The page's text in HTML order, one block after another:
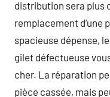
distribution sera plus
remplacement d’une
spacieuse dépense,
gilet défectueuse
cher. La réparation
pièce cassée, mais